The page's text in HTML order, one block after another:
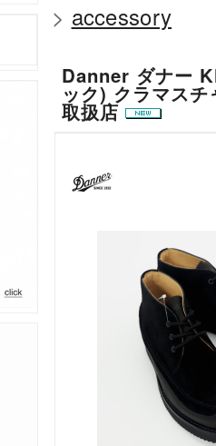
> accessory
Danner ダナー
ック) クラマス
取扱店